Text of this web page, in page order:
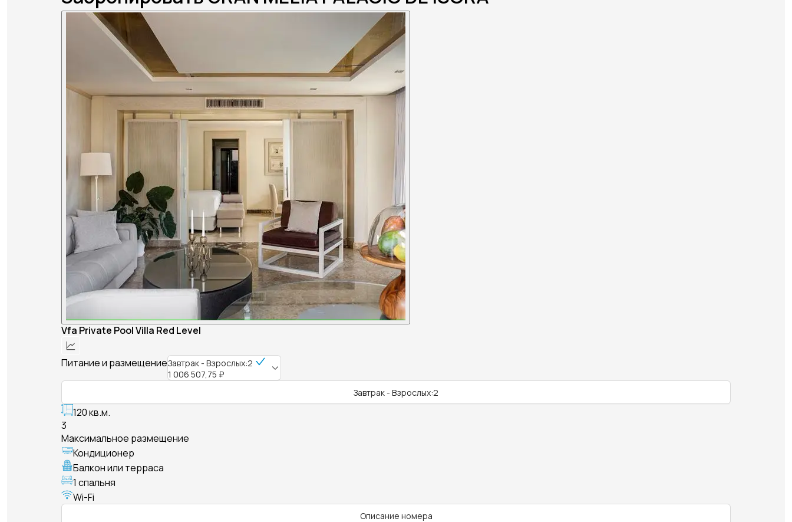
Vfa Private Pool Villa Red Level
Питание и размещениеЗавтрак - Взрослых:2
1 006 507,75 ₽
Завтрак - Взрослых:2
120 кв.м.
3
Максимальное размещение
Кондиционер
Балкон или терраса
1 спальня
Wi-Fi
Описание номера